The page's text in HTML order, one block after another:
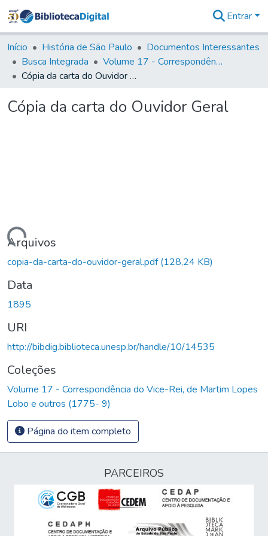
&
Coleções
Tudo na
Biblioteca
Estatísticas
Entrar
Início História de São Paulo
Documentos Interessantes
Busca Integrada
Volume 17 - Correspondência do Vice-Rei, de Martim Lopes Lobo e outros (1775- 9)
Cópia da carta do Ouvidor Geral
Cópia da carta do Ouvidor Geral
Carregando...
Arquivos
copia-da-carta-do-ouvidor-geral.pdf(128,24 KB)
Data
1895
URI
http://bibdig.biblioteca.unesp.br/handle/10/14535
Coleções
Volume 17 - Correspondência do Vice-Rei, de Martim Lopes
Lobo e outros (1775- 9)
Página do item completo
PARCEIROS